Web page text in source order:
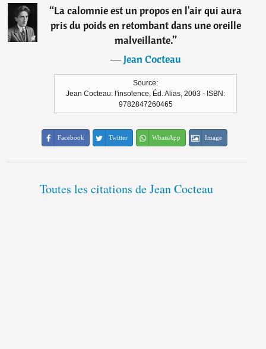
“La calomnie est un propos en l'air qui aura
pris du poids en retombant dans une oreille
malveillante.”
―Jean Cocteau
Source:
Jean Cocteau: l'insolence, Éd. Alias, 2003 - ISBN:
9782847260465
Facebook Twitter WhatsApp Image
Toutes les citations de Jean Cocteau